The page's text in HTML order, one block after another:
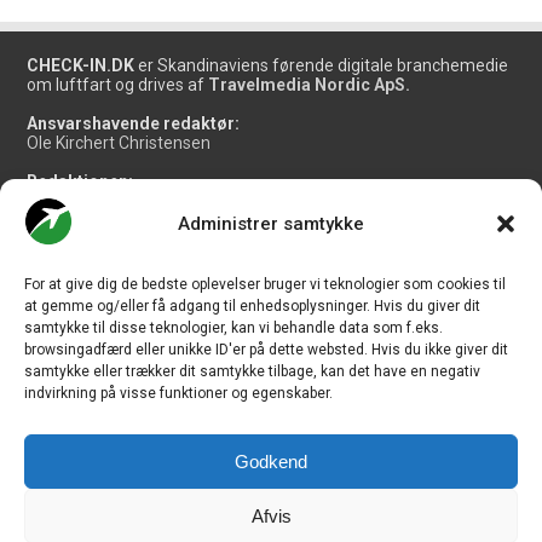
Administrer samtykke
For at give dig de bedste oplevelser bruger vi teknologier som cookies til
at gemme og/eller få adgang til enhedsoplysninger. Hvis du giver dit
samtykke til disse teknologier, kan vi behandle data som f.eks.
browsingadfærd eller unikke ID'er på dette websted. Hvis du ikke giver dit
samtykke eller trækker dit samtykke tilbage, kan det have en negativ
indvirkning på visse funktioner og egenskaber.
Godkend
Afvis
CHECK-IN.DK er Skandinaviens førende digitale branchemedie
om luftfart og drives af Travelmedia Nordic ApS.
Ansvarshavende redaktør:
Ole Kirchert Christensen
Redaktionen:
Christian Granhøj Skouboe
Henrik Baumgarten
Danny Longhi Andreasen
Salg og jobannoncer:
salg@travelmedianordic.com
Vi tager ansvar for indholdet og er tilmeldt